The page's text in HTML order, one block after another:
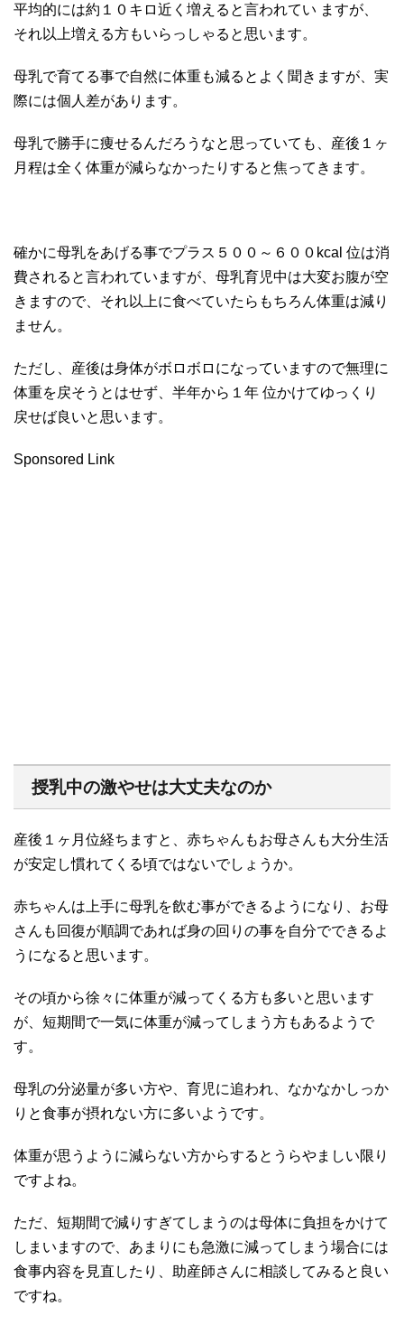
平均的には約１０キロ近く増えると言われてい ますが、
それ以上増える方もいらっしゃると思います。
母乳で育てる事で自然に体重も減るとよく聞きますが、実
際には個人差があります。
母乳で勝手に痩せるんだろうなと思っていても、産後１ヶ
月程は全く体重が減らなかったりすると焦ってきます。
確かに母乳をあげる事でプラス５００～６００kcal 位は消
費されると言われていますが、母乳育児中は大変お腹が空
きますので、それ以上に食べていたらもちろん体重は減り
ません。
ただし、産後は身体がボロボロになっていますので無理に
体重を戻そうとはせず、半年から１年 位かけてゆっくり
戻せば良いと思います。
Sponsored Link
授乳中の激やせは大丈夫なのか
産後１ヶ月位経ちますと、赤ちゃんもお母さんも大分生活
が安定し慣れてくる頃ではないでしょうか。
赤ちゃんは上手に母乳を飲む事ができるようになり、お母
さんも回復が順調であれば身の回りの事を自分でできるよ
うになると思います。
その頃から徐々に体重が減ってくる方も多いと思います
が、短期間で一気に体重が減ってしまう方もあるようで
す。
母乳の分泌量が多い方や、育児に追われ、なかなかしっか
りと食事が摂れない方に多いようです。
体重が思うように減らない方からするとうらやましい限り
ですよね。
ただ、短期間で減りすぎてしまうのは母体に負担をかけて
しまいますので、あまりにも急激に減ってしまう場合には
食事内容を見直したり、助産師さんに相談してみると良い
ですね。